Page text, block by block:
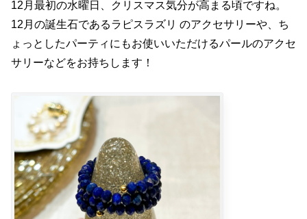
12月最初の水曜日、クリスマス気分が高まる頃ですね。
12月の誕生石であるラピスラズリ のアクセサリーや、ち
ょっとしたパーティにもお使いいただけるパールのアクセ
サリーなどをお持ちします！